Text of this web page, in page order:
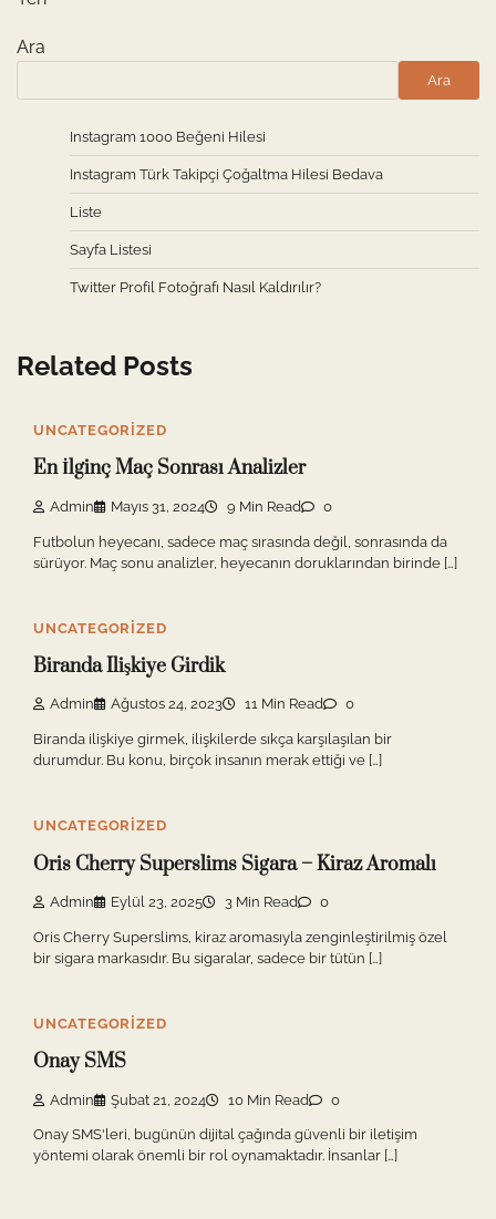
Ara
Ara
Instagram 1000 Beğeni Hilesi
Instagram Türk Takipçi Çoğaltma Hilesi Bedava
Liste
Sayfa Listesi
Twitter Profil Fotoğrafı Nasıl Kaldırılır?
Related Posts
UNCATEGORIZED
En İlginç Maç Sonrası Analizler
Admin Mayıs 31, 2024 9 Min Read 0
Futbolun heyecanı, sadece maç sırasında değil, sonrasında da
sürüyor. Maç sonu analizler, heyecanın doruklarından birinde […]
UNCATEGORIZED
Biranda Ilişkiye Girdik
Admin Ağustos 24, 2023 11 Min Read 0
Biranda ilişkiye girmek, ilişkilerde sıkça karşılaşılan bir
durumdur. Bu konu, birçok insanın merak ettiği ve […]
UNCATEGORIZED
Oris Cherry Superslims Sigara – Kiraz Aromalı
Admin Eylül 23, 2025 3 Min Read 0
Oris Cherry Superslims, kiraz aromasıyla zenginleştirilmiş özel
bir sigara markasıdır. Bu sigaralar, sadece bir tütün […]
UNCATEGORIZED
Onay SMS
Admin Şubat 21, 2024 10 Min Read 0
Onay SMS'leri, bugünün dijital çağında güvenli bir iletişim
yöntemi olarak önemli bir rol oynamaktadır. İnsanlar […]